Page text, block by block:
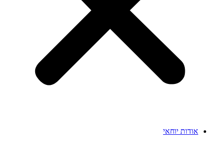
אודות יוחאי